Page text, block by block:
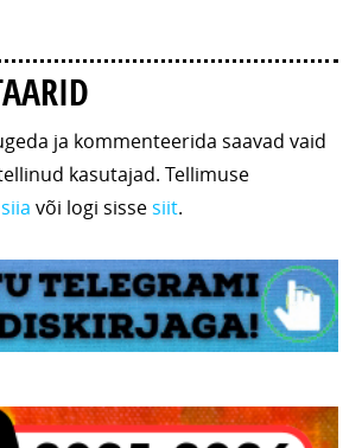
ja kommenteerida saavad vaid
kasutajad. Tellimuse
siia või logi sissesiit.